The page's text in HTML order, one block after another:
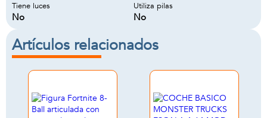
Tiene luces
No
Utiliza pilas
No
Artículos relacionados